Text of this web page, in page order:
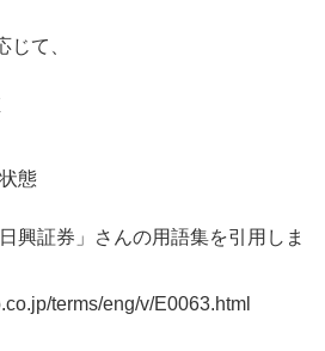
じて、
態
興証券」さんの用語集を引用しま
terms/eng/v/E0063.html